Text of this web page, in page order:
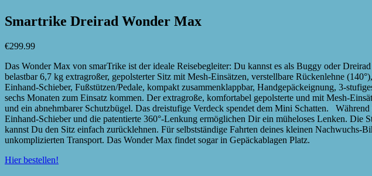
Smartrike Dreirad Wonder Max
€299.99
Das Wonder Max von smarTrike ist der ideale Reisebegleiter: Du kannst es als Buggy oder
belastbar 6,7 kg extragroßer, gepolsterter Sitz mit Mesh-Einsätzen, verstellbare Rückenlehne
Einhand-Schieber, Fußstützen/Pedale, kompakt zusammenklappbar, Handgepäckeignung, 3-
sechs Monaten zum Einsatz kommen. Der extragroße, komfortabel gepolsterte und mit Mesh-
und ein abnehmbarer Schutzbügel. Das dreistufige Verdeck spendet dem Mini Schatten.
Einhand-Schieber und die patentierte 360°-Lenkung ermöglichen Dir ein müheloses Lenken.
kannst Du den Sitz einfach zurücklehnen. Für selbstständige Fahrten deines kleinen
unkomplizierten Transport. Das Wonder Max findet sogar in Gepäckablagen Platz.
Hier bestellen!